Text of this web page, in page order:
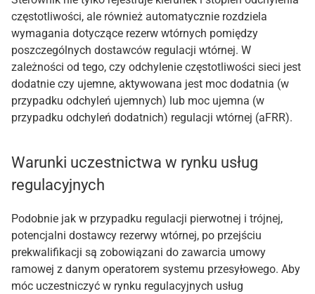
częstotliwości, ale również automatycznie rozdziela
wymagania dotyczące rezerw wtórnych pomiędzy
poszczególnych dostawców regulacji wtórnej. W
zależności od tego, czy odchylenie częstotliwości sieci jest
dodatnie czy ujemne, aktywowana jest moc dodatnia (w
przypadku odchyleń ujemnych) lub moc ujemna (w
przypadku odchyleń dodatnich) regulacji wtórnej (aFRR).
Warunki uczestnictwa w rynku usług
regulacyjnych
Podobnie jak w przypadku regulacji pierwotnej i trójnej,
potencjalni dostawcy rezerwy wtórnej, po przejściu
prekwalifikacji są zobowiązani do zawarcia umowy
ramowej z danym operatorem systemu przesyłowego. Aby
móc uczestniczyć w rynku regulacyjnych usług